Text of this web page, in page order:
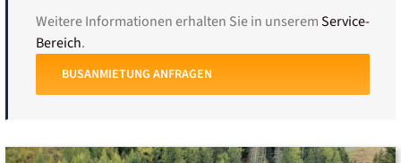
Weitere Informationen erhalten Sie in unseremService-
Bereich.
BUSANMIETUNG ANFRAGEN